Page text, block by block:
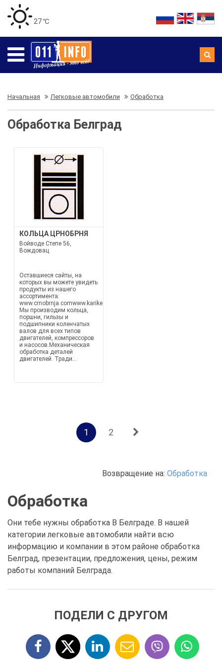
27 ℃
Начальная Легковые автомобили Обработка
Обработка Белград
КОЛЬЦА ЦРНОБРНЯ
Войводе Степе 56,
Вождовац
Оставшиеся сайты, на
которых вы можете увидеть
продукты из нашего
ассортимента:
www.crnobrnja.comwww.karike.euwww.hilzne.rs
Мы производим кольца,
поршни, гильзы и
подшипники коленчатых
валов для всех типов
двигателей, компрессоров
и насосов.Механическая
обработка деталей
двигателей. Тради...
1 2
Возвращение на: Обработка
Обработка
Они тебе нужны обработка В Белграде. В нашей
категории легковые автомобили найти всю
информацию и компании в этом районе обработка
Белград, презентации, предложения, цены, режим
работы компаний Белграда.
ПОДЕЛИ С ДРУГОМ